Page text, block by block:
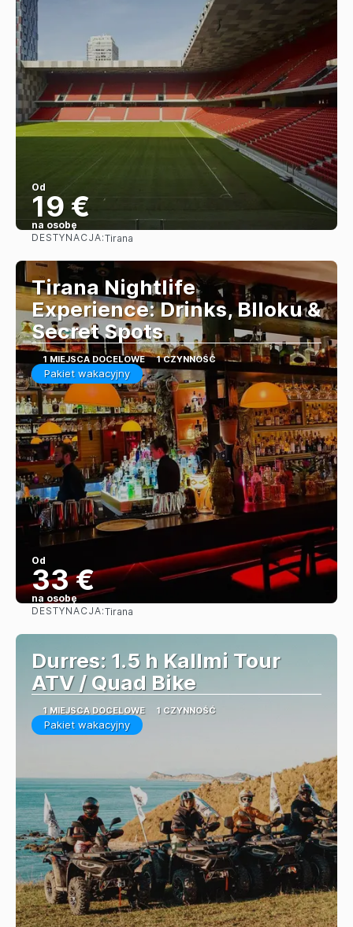
Od
19 €
na osobę
DESTYNACJA:Tirana
Tirana Nightlife
Experience: Drinks, Blloku &
Secret Spots
1 MIEJSCA DOCELOWE 1 CZYNNOŚĆ
Pakiet wakacyjny
Od
33 €
na osobę
DESTYNACJA:Tirana
Durres: 1.5 h Kallmi Tour
ATV / Quad Bike
1 MIEJSCA DOCELOWE 1 CZYNNOŚĆ
Pakiet wakacyjny